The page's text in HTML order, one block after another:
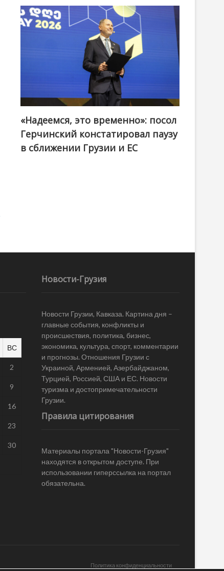
«Надеемся, это временно»: посол
Герчинский констатировал паузу
в сближении Грузии и ЕС
ВС
2
9
16
23
30
Новости-Грузия
Новости Грузии, Кавказа. Картина дня –
главные события, конфликты и
происшествия, политика, бизнес,
экономика, культура, спорт, комментарии
и прогнозы. Отношения Грузии с
Украиной, Арменией, Азербайджаном,
Турцией, Россией, США и ЕС. Новости
туризма и достопримечательности
Грузии.
Правила цитирования
Материалы портала "Новости-Грузия"
находятся в открытом доступе. При
использовании гиперссылка на портал
обязательна.
Политика конфиденциальности